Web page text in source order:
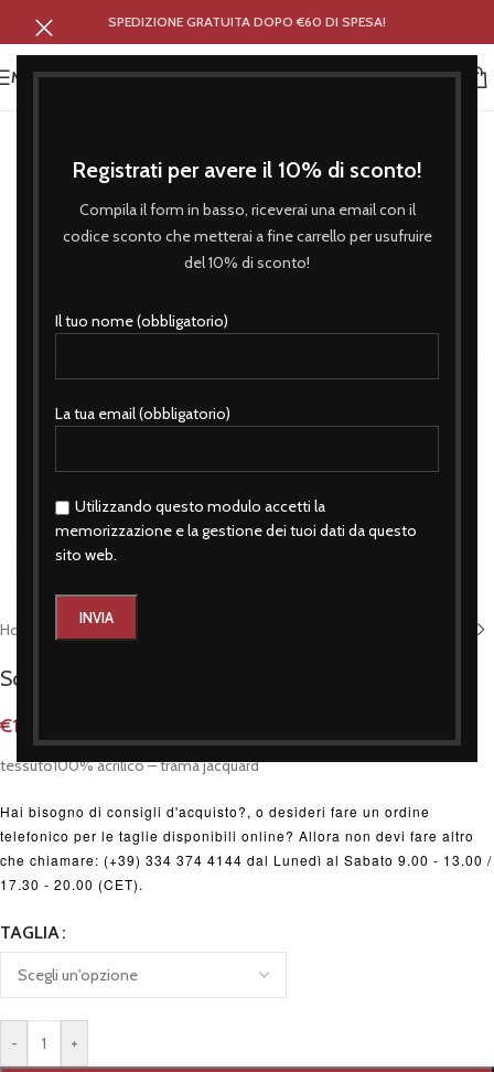
Registrati per avere il 10% di sconto!
Compila il form in basso, riceverai una email con il
codice sconto che metterai a fine carrello per usufruire
del 10% di sconto!
Il tuo nome (obbligatorio)
La tua email (obbligatorio)
Utilizzando questo modulo accetti la
memorizzazione e la gestione dei tuoi dati da questo
sito web.
SPEDIZIONE GRATUITA DOPO €60 DI SPESA!
MENU
Click to enlarge
Home Accessori
Sciarpa in lana di padre in figlio granata
€14,90
tessuto100% acrilico – trama jacquard
Hai bisogno di consigli d'acquisto?, o desideri fare un ordine
telefonico per le taglie disponibili online? Allora non devi fare altro
che chiamare: (+39) 334 374 4144 dal Lunedì al Sabato 9.00 - 13.00 /
17.30 - 20.00 (CET).
TAGLIA
- +